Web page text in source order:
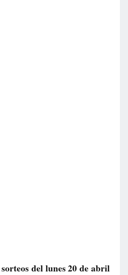
del lunes 20 de abril